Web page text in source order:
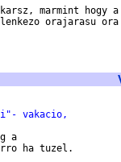
marmint hogy a
orajarasu
vakacio,
a
ha tuzel.